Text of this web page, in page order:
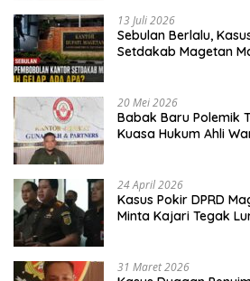
13 Juli 2026
Sebulan Berlalu,
Setdakab Magetan
20 Mei 2026
Babak Baru Polemik
Kuasa Hukum Ahli
24 April 2026
Kasus Pokir DPRD
Minta Kajari Tegak
31 Maret 2026